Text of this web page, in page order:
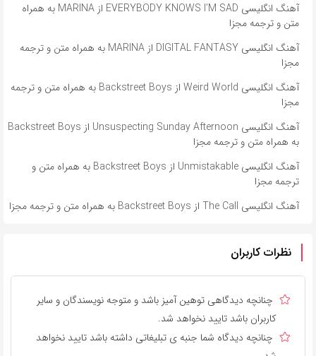
آهنگ انگلیسی EVERYBODY KNOWS I’M SAD از MARINA به همراه
متن و ترجمه مجزا
آهنگ انگلیسی DIGITAL FANTASY از MARINA به همراه متن و ترجمه
مجزا
آهنگ انگلیسی Weird World از Backstreet Boys به همراه متن و ترجمه
مجزا
آهنگ انگلیسی Unsuspecting Sunday Afternoon از Backstreet Boys
به همراه متن و ترجمه مجزا
آهنگ انگلیسی Unmistakable از Backstreet Boys به همراه متن و
ترجمه مجزا
آهنگ انگلیسی The Call از Backstreet Boys به همراه متن و ترجمه مجزا
نظرات کاربران
چنانچه دیدگاهی توهین آمیز باشد و متوجه نویسندگان و سایر
کاربران باشد تایید نخواهد شد.
چنانچه دیدگاه شما جنبه ی تبلیغاتی داشته باشد تایید نخواهد